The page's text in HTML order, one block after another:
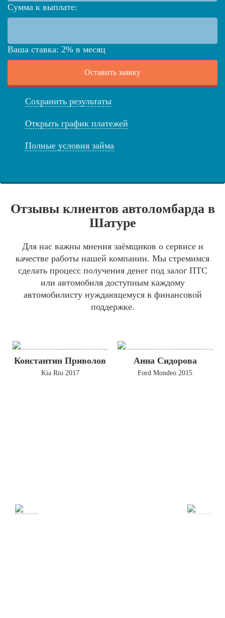
Сумма к выплате:
Ваша ставка: 2% в месяц
Оставить заявку
Сохранить результаты
Открыть график платежей
Полные условия займа
Отзывы клиентов автоломбарда в
Шатуре
Для нас важны мнения заёмщиков о сервисе и
качестве работы нашей компании. Мы стремимся
сделать процесс получения денег под залог ПТС
или автомобиля доступным каждому
автомобилисту нуждающемуся в финансовой
поддержке.
Константин Приволов
Kia Rio 2017
Анна Сидорова
Ford Mondeo 2015